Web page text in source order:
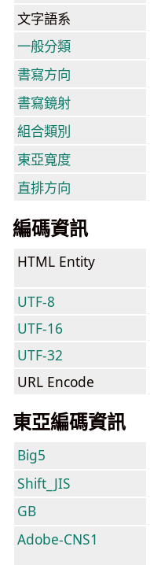
文字語系
一般分類
書寫方向
書寫鏡射
組合類別
東亞寬度
直排方向
編碼資訊
HTML Entity
UTF-8
UTF-16
UTF-32
URL Encode
東亞編碼資訊
Big5
Shift_JIS
GB
Adobe-CNS1